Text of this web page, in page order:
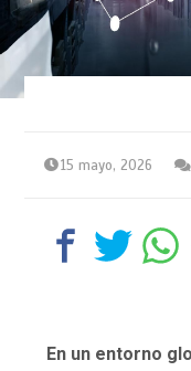
15 mayo, 2026
En un entorno